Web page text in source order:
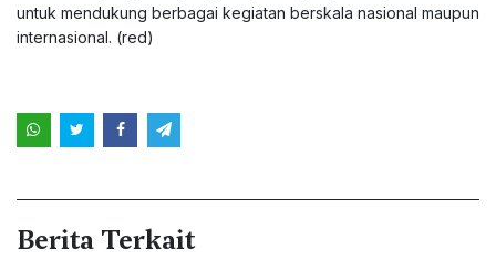
untuk mendukung berbagai kegiatan berskala nasional maupun
internasional. (red)
Berita Terkait